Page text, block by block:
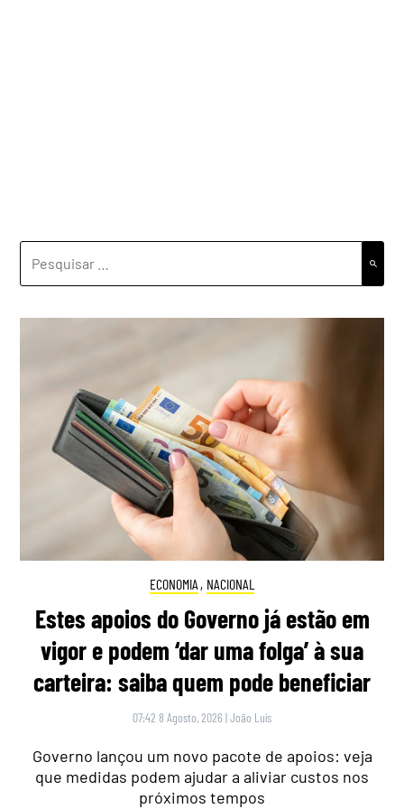
ECONOMIA , NACIONAL
Estes apoios do Governo já estão em
vigor e podem ‘dar uma folga’ à sua
carteira: saiba quem pode beneficiar
07:42 8 Agosto, 2026 |João Luís
Governo lançou um novo pacote de apoios: veja
que medidas podem ajudar a aliviar custos nos
próximos tempos